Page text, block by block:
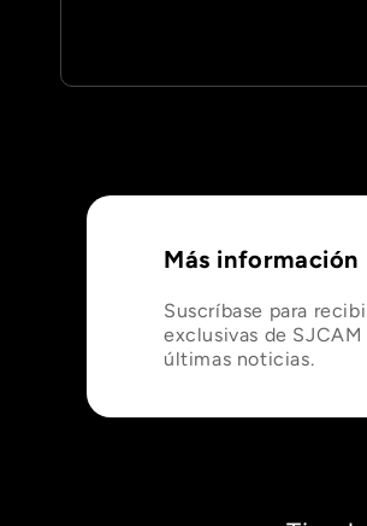
Más información
Suscríbase para
exclusivas de SJCAM
últimas noticias.